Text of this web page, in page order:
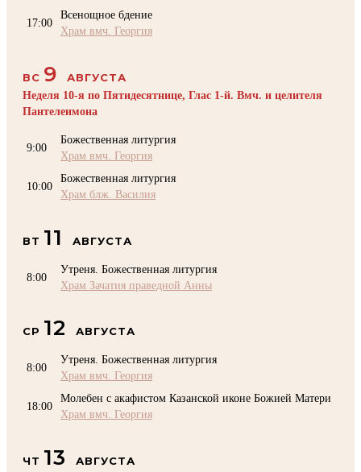
17:00
Всенощное бдение
Храм вмч. Георгия
ВС 9
АВГУСТА
Неделя 10-я по Пятидесятнице, Глас 1-й. Вмч. и целителя
Пантелеимона
9:00
Божественная литургия
Храм вмч. Георгия
10:00
Божественная литургия
Храм блж. Василия
ВТ 11 АВГУСТА
8:00
Утреня. Божественная литургия
Храм Зачатия праведной Анны
СР 12 АВГУСТА
8:00
Утреня. Божественная литургия
Храм вмч. Георгия
18:00
Молебен с акафистом Казанской иконе Божией Матери
Храм вмч. Георгия
ЧТ 13 АВГУСТА